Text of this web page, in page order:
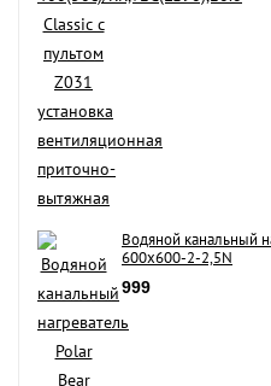
Водяной канальный
600x600-2-2,5N
999